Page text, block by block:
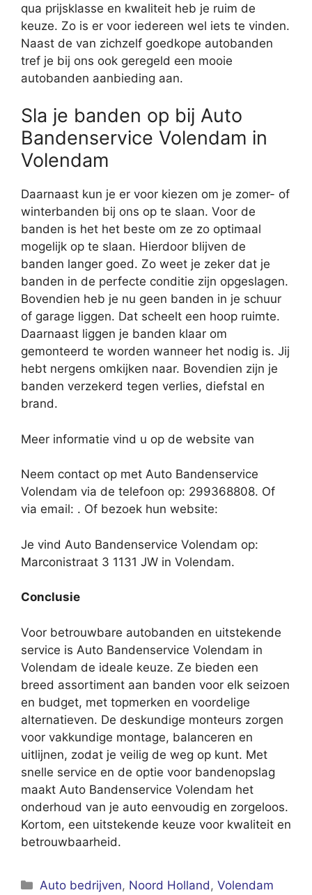
qua prijsklasse en kwaliteit heb je ruim de
keuze. Zo is er voor iedereen wel iets te vinden.
Naast de van zichzelf goedkope autobanden
tref je bij ons ook geregeld een mooie
autobanden aanbieding aan.
Sla je banden op bij Auto
Bandenservice Volendam in
Volendam
Daarnaast kun je er voor kiezen om je zomer- of
winterbanden bij ons op te slaan. Voor de
banden is het het beste om ze zo optimaal
mogelijk op te slaan. Hierdoor blijven de
banden langer goed. Zo weet je zeker dat je
banden in de perfecte conditie zijn opgeslagen.
Bovendien heb je nu geen banden in je schuur
of garage liggen. Dat scheelt een hoop ruimte.
Daarnaast liggen je banden klaar om
gemonteerd te worden wanneer het nodig is. Jij
hebt nergens omkijken naar. Bovendien zijn je
banden verzekerd tegen verlies, diefstal en
brand.
Meer informatie vind u op de website van
Neem contact op met Auto Bandenservice
Volendam via de telefoon op: 299368808. Of
via email: . Of bezoek hun website:
Je vind Auto Bandenservice Volendam op:
Marconistraat 3 1131 JW in Volendam.
Conclusie
Voor betrouwbare autobanden en uitstekende
service is Auto Bandenservice Volendam in
Volendam de ideale keuze. Ze bieden een
breed assortiment aan banden voor elk seizoen
en budget, met topmerken en voordelige
alternatieven. De deskundige monteurs zorgen
voor vakkundige montage, balanceren en
uitlijnen, zodat je veilig de weg op kunt. Met
snelle service en de optie voor bandenopslag
maakt Auto Bandenservice Volendam het
onderhoud van je auto eenvoudig en zorgeloos.
Kortom, een uitstekende keuze voor kwaliteit en
betrouwbaarheid.
Categorieën
Auto bedrijven, Noord Holland ,Volendam